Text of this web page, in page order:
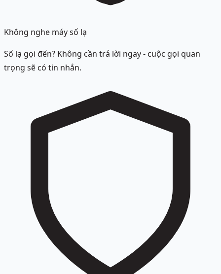
Không nghe máy số lạ
Số lạ gọi đến? Không cần trả lời ngay - cuộc gọi quan
trọng sẽ có tin nhắn.